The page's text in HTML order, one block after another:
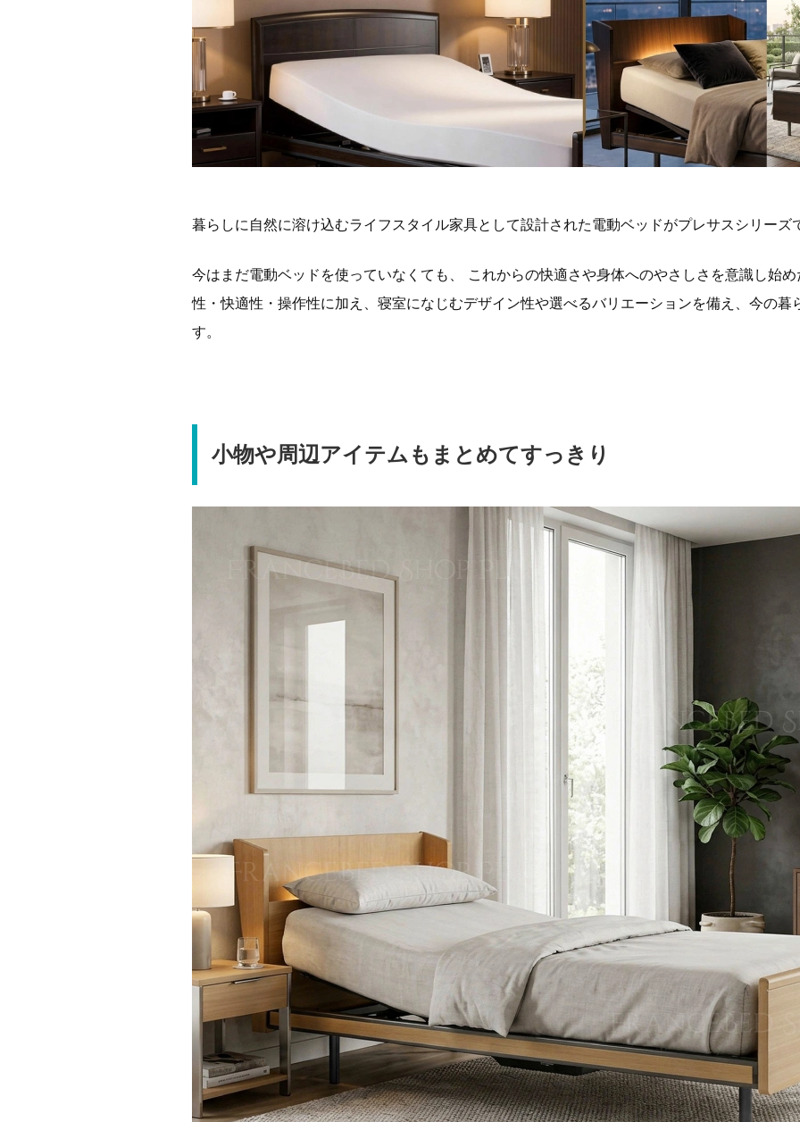
暮らしに自然に溶け込むライフスタイル家具として設計された電動ベッドがプレサスシリーズ
今はまだ電動ベッドを使っていなくても、 これからの快適さや身体へのやさしさを意識し始
性・快適性・操作性に加え、寝室になじむデザイン性や選べるバリエーションを備え、今の暮
す。
小物や周辺アイテムもまとめてすっきり